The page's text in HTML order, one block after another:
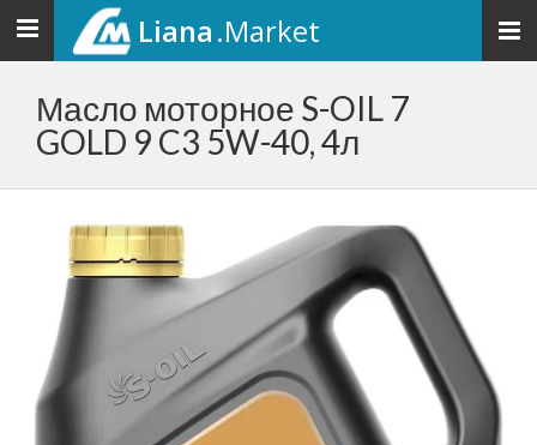
Toggle
navigation
Liana.Market
Масло моторное S-OIL 7
GOLD 9 C3 5W-40, 4л